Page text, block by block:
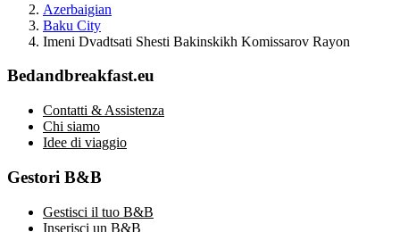
Azerbaigian
Baku City
Imeni Dvadtsati Shesti Bakinskikh Komissarov Rayon
Bedandbreakfast.eu
Contatti & Assistenza
Chi siamo
Idee di viaggio
Gestori B&B
Gestisci il tuo B&B
Inserisci un B&B